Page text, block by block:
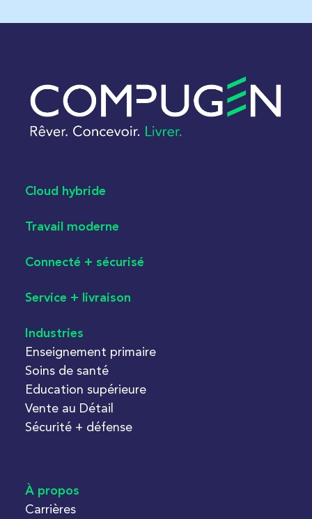
Cloud hybride
Travail moderne
Connecté + sécurisé
Service + livraison
Industries
Enseignement primaire
Soins de santé
Education supérieure
Vente au Détail
Sécurité + défense
À propos
Carrières